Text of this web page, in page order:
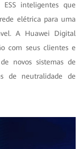
inteligentes que
elétrica para uma
A Huawei Digital
com seus clientes e
novos sistemas de
de neutralidade de